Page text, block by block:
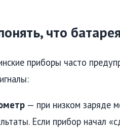
что
приборы часто
— при низком заряде
Если прибор начал